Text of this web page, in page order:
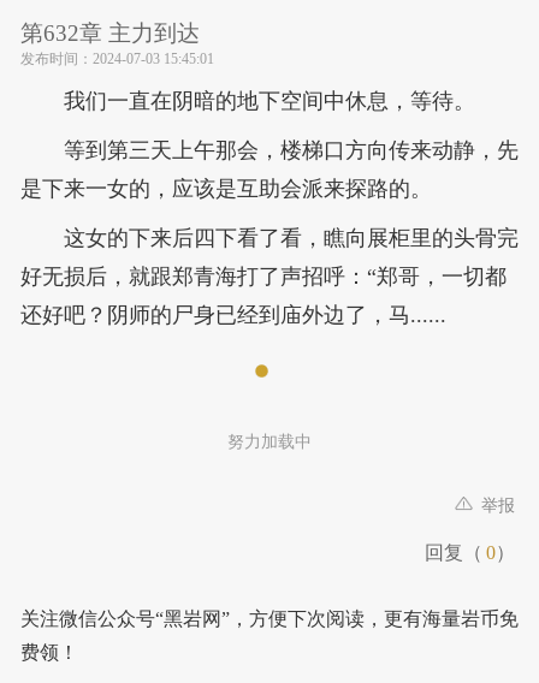
第632章 主力到达
发布时间： 2024-07-03 15:45:01
我们一直在阴暗的地下空间中休息，等待。
等到第三天上午那会，楼梯口方向传来动静，先
是下来一女的，应该是互助会派来探路的。
这女的下来后四下看了看，瞧向展柜里的头骨完
好无损后，就跟郑青海打了声招呼：“郑哥，一切都
还好吧？阴师的尸身已经到庙外边了，马......
努力加载中
举报
回复（ 0）
关注微信公众号“黑岩网”，方便下次阅读，更有海量岩币免
费领！